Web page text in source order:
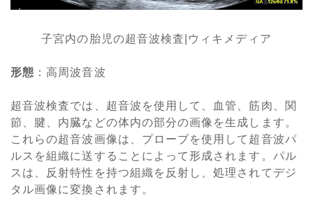
子宮内の胎児の超音波検査|ウィキメディア
形態 ：高周波音波
超音波検査では、超音波を使用して、血管、筋肉、関
節、腱、内臓などの体内の部分の画像を生成します。
これらの超音波画像は、プローブを使用して超音波パ
ルスを組織に送することによって形成されます。パル
スは、反射特性を持つ組織を反射し、処理されてデジ
タル画像に変換されます。